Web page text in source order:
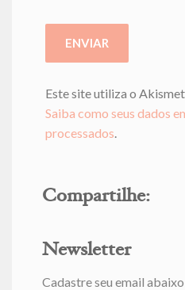
Este site utiliza o
Saiba como seus dados
processados
Compartilhe:
Newsletter
Cadastre seu email